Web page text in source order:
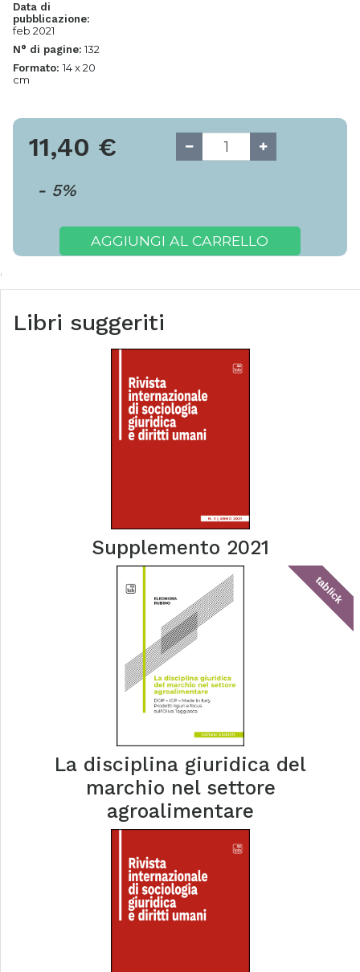
Data di
pubblicazione:
feb 2021
N° di pagine: 132
Formato: 14 x 20
cm
11,40 €
- 5%
AGGIUNGI AL CARRELLO
Libri suggeriti
Supplemento 2021
tablick
La disciplina giuridica del
marchio nel settore
agroalimentare